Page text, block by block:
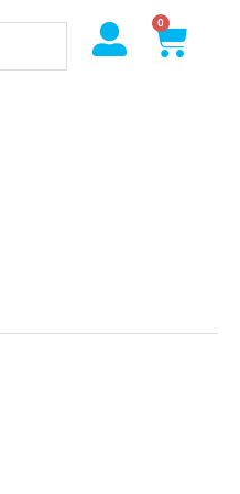
0
Cart